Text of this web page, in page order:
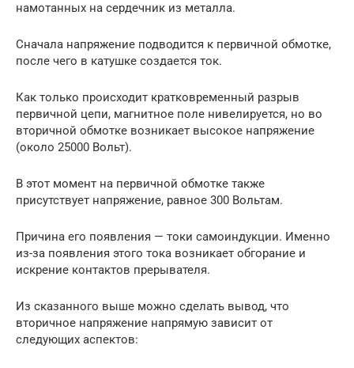
намотанных на сердечник из металла.
Сначала напряжение подводится к первичной обмотке,
после чего в катушке создается ток.
Как только происходит кратковременный разрыв
первичной цепи, магнитное поле нивелируется, но во
вторичной обмотке возникает высокое напряжение
(около 25000 Вольт).
В этот момент на первичной обмотке также
присутствует напряжение, равное 300 Вольтам.
Причина его появления — токи самоиндукции. Именно
из-за появления этого тока возникает обгорание и
искрение контактов прерывателя.
Из сказанного выше можно сделать вывод, что
вторичное напряжение напрямую зависит от
следующих аспектов: